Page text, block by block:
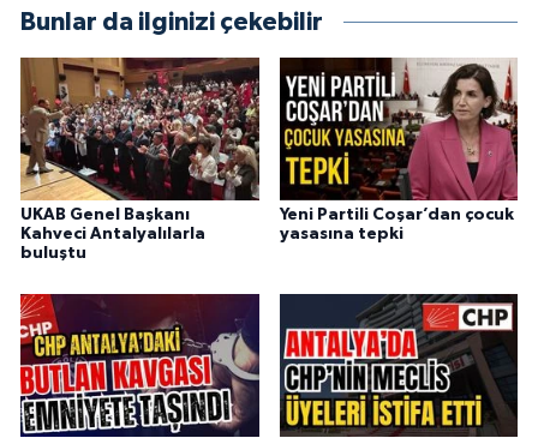
Bunlar da ilginizi çekebilir
UKAB Genel Başkanı
Kahveci Antalyalılarla
buluştu
Yeni Partili Coşar’dan çocuk
yasasına tepki